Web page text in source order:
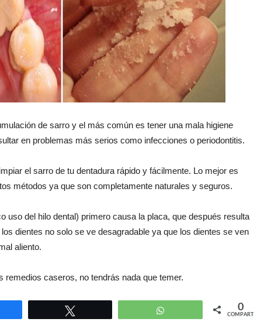
de sarro y el más común es tener una mala higiene
en problemas más serios como infecciones o periodontitis.
el sarro de tu dentadura rápido y fácilmente. Lo mejor es
métodos ya que son completamente naturales y seguros.
uso del hilo dental) primero causa la placa, que después resulta
dientes no solo se ve desagradable ya que los dientes se ven
aliento.
remedios caseros, no tendrás nada que temer.
0
COMPARTIR